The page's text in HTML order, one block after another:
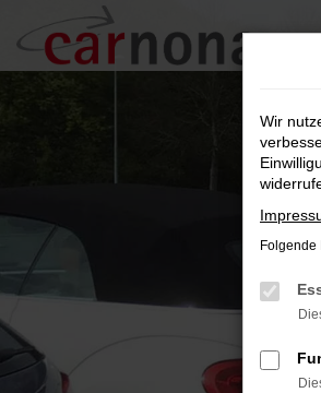
Zum
Hauptinhalt
springen
Wir
Folgende